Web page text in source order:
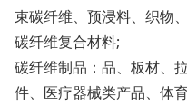
束碳纤维、预浸料、织物
碳纤维复合材料;
碳纤维制品：品、板材、
件、医疗器械类产品、体